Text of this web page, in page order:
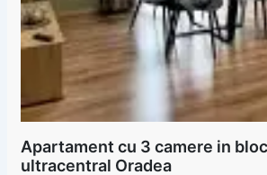
Apartament cu 3 camere in
ultracentral Oradea